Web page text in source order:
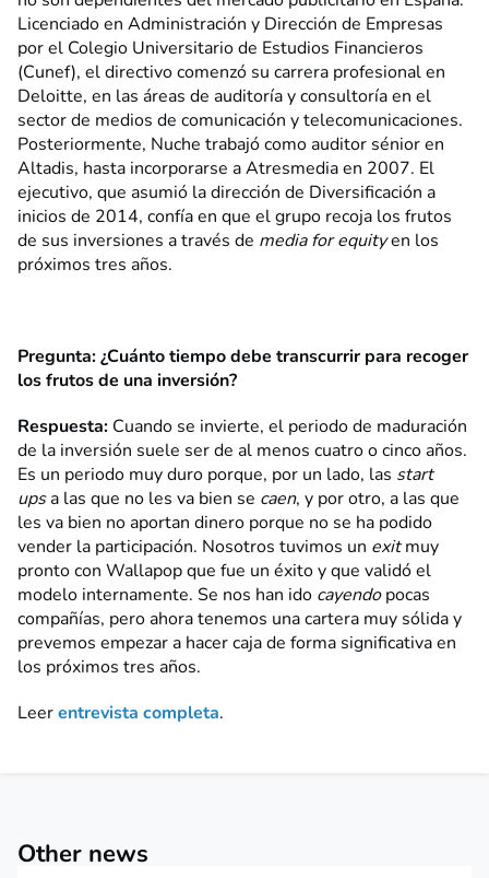
Licenciado en Administración y Dirección de Empresas
por el Colegio Universitario de Estudios Financieros
(Cunef), el directivo comenzó su carrera profesional en
Deloitte, en las áreas de auditoría y consultoría en el
sector de medios de comunicación y telecomunicaciones.
Posteriormente, Nuche trabajó como auditor sénior en
Altadis, hasta incorporarse a Atresmedia en 2007. El
ejecutivo, que asumió la dirección de Diversificación a
inicios de 2014, confía en que el grupo recoja los frutos
de sus inversiones a través de media for equityen los
próximos tres años.
Pregunta: ¿Cuánto tiempo debe transcurrir para recoger
los frutos de una inversión?
Respuesta: Cuando se invierte, el periodo de maduración
de la inversión suele ser de al menos cuatro o cinco años.
Es un periodo muy duro porque, por un lado, las start
upsa las que no les va bien se caen, y por otro, a las que
les va bien no aportan dinero porque no se ha podido
vender la participación. Nosotros tuvimos un exitmuy
pronto con Wallapop que fue un éxito y que validó el
modelo internamente. Se nos han ido cayendopocas
compañías, pero ahora tenemos una cartera muy sólida y
prevemos empezar a hacer caja de forma significativa en
los próximos tres años.
Leerentrevista completa.
Other news